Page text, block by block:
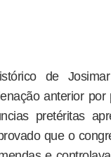
de
anterior
pretéritas
que o